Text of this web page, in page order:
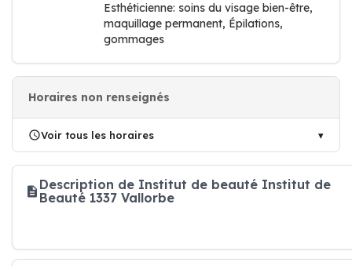
Esthéticienne: soins du visage bien-être,
maquillage permanent, Épilations,
gommages
Horaires non renseignés
Voir tous les horaires
Description de Institut de beauté Institut de
Beauté 1337 Vallorbe